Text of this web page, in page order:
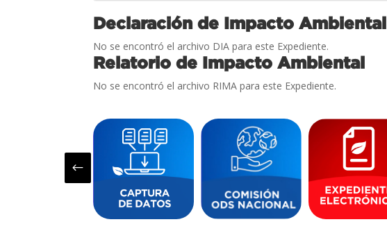
Declaración de Impacto Ambiental
No se encontró el archivo DIA para este Expediente.
Relatorio de Impacto Ambiental
No se encontró el archivo RIMA para este Expediente.
#